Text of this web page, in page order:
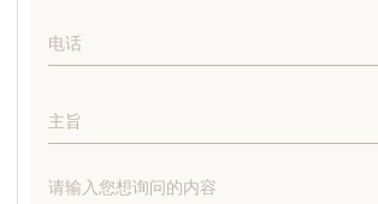
电话
主旨
请输入您想询问的内容